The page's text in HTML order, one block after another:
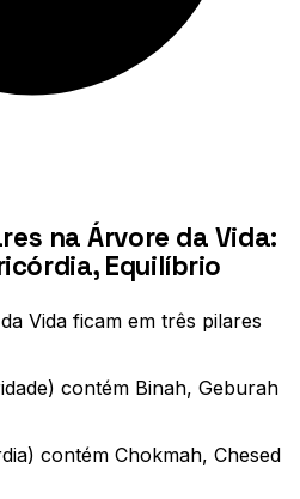
na Árvore da Vida:
Equilíbrio
Vida ficam em três pilares
contém Binah, Geburah
contém Chokmah, Chesed